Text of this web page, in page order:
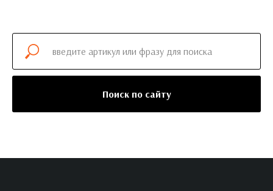
Поиск по сайту